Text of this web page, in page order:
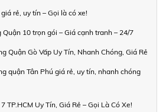
rẻ, uy tín – Gọi là có xe!
10 trọn gói – Giá cạnh tranh – 24/7
Quận Gò Vấp Uy Tín, Nhanh Chóng, Giá Rẻ
quận Tân Phú giá rẻ, uy tín, nhanh chóng
TP.HCM Uy Tín, Giá Rẻ – Gọi Là Có Xe!